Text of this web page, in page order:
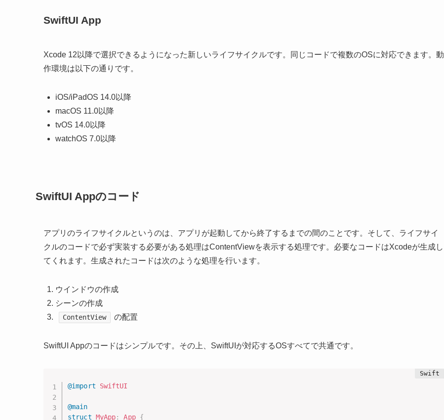
SwiftUI App
Xcode 12以降で選択できるようになった新しいライフサイクルです。同じコードで複数のOSに対応できます。動
作環境は以下の通りです。
iOS/iPadOS 14.0以降
macOS 11.0以降
tvOS 14.0以降
watchOS 7.0以降
SwiftUI Appのコード
アプリのライフサイクルというのは、アプリが起動してから終了するまでの間のことです。そして、ライフサイ
クルのコードで必ず実装する必要がある処理はContentViewを表示する処理です。必要なコードはXcodeが生成し
てくれます。生成されたコードは次のような処理を行います。
ウインドウの作成
シーンの作成
ContentView の配置
SwiftUI Appのコードはシンプルです。その上、SwiftUIが対応するOSすべてで共通です。
@import SwiftUI
@main
struct MyApp: App {